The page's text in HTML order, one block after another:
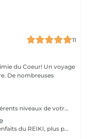
11
Un voyage
De nombreuses
Purification et harmonisation des différents niveaux de votre être physique, émotionnel, mental et spirituel.
*Banc de Cristal de la Casa Layola* Bienfaits du REIKI, plus purification des corps subtils de l'Être dans sa globalité, permet une meilleure connexion à soi, une relaxation intense, un meilleur ancrage et une clarté d'esprit...